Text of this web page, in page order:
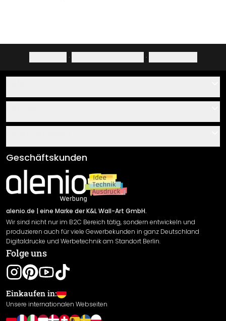
· ·
Über uns
Klebe- und Montageanleitungen
Newsletter An-/Abmeldung
Sendungsverfolgung
AGB
Impressum
Versand & Zahlung
Rücksendung
Widerrufsrecht
Datenschutzerklärung
Gewährleistung
Leistungserklärung / CE-Zeichen
Cookie Einstellungen
Geschäftskunden
alenio.de | eine Marke der K&L Wall-Art GmbH.
Wir sind nicht nur im B2C Bereich tätig, sondern entwickeln und
produzieren auch für viele Gewerbekunden in ganz Deutschland
Digitaldrucke und Werbetechnik am Standort Berlin.
Folge uns
Einkaufen in:
Unsere internationalen Webseiten